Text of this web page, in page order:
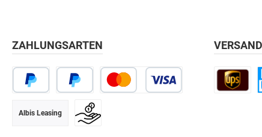
ZAHLUNGSARTEN
Albis Leasing